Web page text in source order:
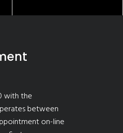
with the
between
on-line